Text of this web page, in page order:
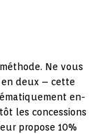
Ne vous
deux – cette
en-
les concessions
propose 10%